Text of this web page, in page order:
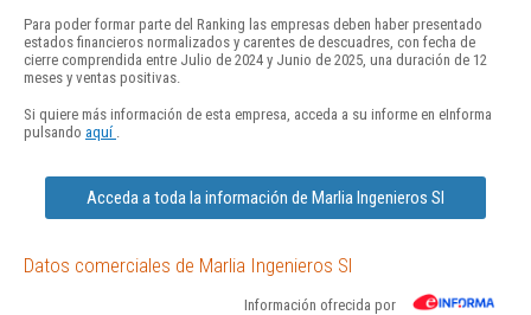
Para poder formar parte del Ranking las empresas deben haber presentado
estados financieros normalizados y carentes de descuadres, con fecha de
cierre comprendida entre Julio de 2024 y Junio de 2025, una duración de 12
meses y ventas positivas.
Si quiere más información de esta empresa, acceda a su informe en eInforma
pulsando aquí
Acceda a toda la información de Marlia Ingenieros Sl
Datos comerciales de Marlia Ingenieros Sl
Información ofrecida por